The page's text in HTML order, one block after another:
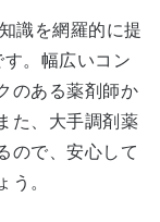
識を網羅的に提
。幅広いコン
のある薬剤師か
た、大手調剤薬
ので、安心して
う。